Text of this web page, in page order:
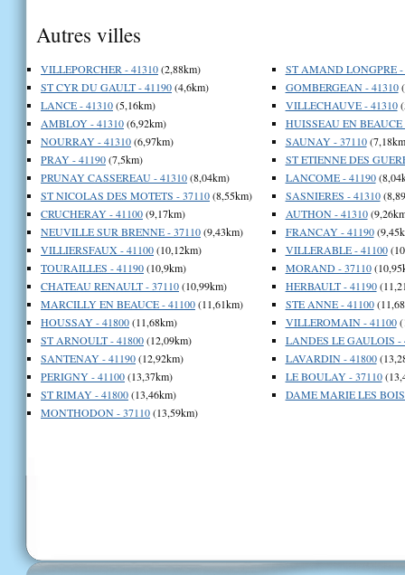
Autres villes
VILLEPORCHER - 41310(2,88km)
ST CYR DU GAULT - 41190(4,6km)
LANCE - 41310(5,16km)
AMBLOY - 41310(6,92km)
NOURRAY - 41310(6,97km)
PRAY - 41190(7,5km)
PRUNAY CASSEREAU - 41310(8,04km)
ST NICOLAS DES MOTETS - 37110(8,55km)
CRUCHERAY - 41100(9,17km)
NEUVILLE SUR BRENNE - 37110(9,43km)
VILLIERSFAUX - 41100(10,12km)
TOURAILLES - 41190(10,9km)
CHATEAU RENAULT - 37110(10,99km)
MARCILLY EN BEAUCE - 41100(11,61km)
HOUSSAY - 41800(11,68km)
ST ARNOULT - 41800(12,09km)
SANTENAY - 41190(12,92km)
PERIGNY - 41100(13,37km)
ST RIMAY - 41800(13,46km)
MONTHODON - 37110(13,59km)
ST AMAND LONGPRE -
GOMBERGEAN - 41310
VILLECHAUVE - 41310
HUISSEAU EN BEAUCE
SAUNAY - 37110
ST ETIENNE DES
LANCOME - 41190
SASNIERES - 41310
AUTHON - 41310
FRANCAY - 41190
VILLERABLE - 41100
MORAND - 37110
HERBAULT - 41190
STE ANNE - 41100
VILLEROMAIN - 41100
LANDES LE GAULOIS -
LAVARDIN - 41800
LE BOULAY - 37110
DAME MARIE LES